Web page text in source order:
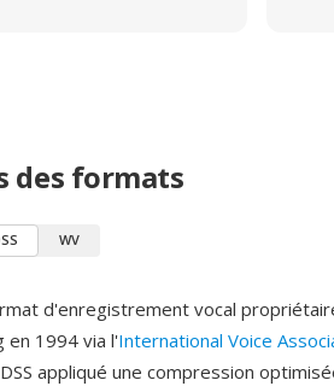
des formats
WV
d'enregistrement vocal
en 1994 via l'International Voice
appliqué une compression